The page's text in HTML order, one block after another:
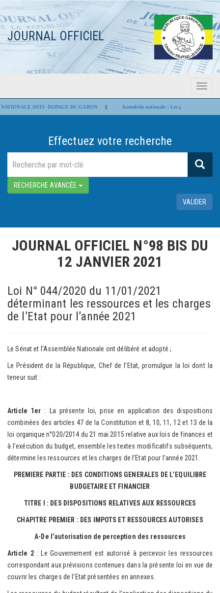
JOURNAL OFFICIEL
Menu
DOPAGE DU GABON || Assemblée nationale : Les projets de loi portant
Effectuez votre recherche
RECHERCHE AVANCÉE
VALIDER
JOURNAL OFFICIEL N°98 BIS DU
12 JANVIER 2021
Loi N° 044/2020 du 11/01/2021
déterminant les ressources et les charges
de l’Etat pour l’année 2021
Le Sénat et l’Assemblée Nationale ont délibéré et adopté ;
Le Président de la République, Chef de l’Etat, promulgue la loi dont la
teneur suit :
Article 1er : La présente loi, prise en application des dispositions
combinées des articles 47 de la Constitution et 8, 10, 11, 12 et 13 de la
loi organique n°020/2014 du 21 mai 2015 relative aux lois de finances et
à l’exécution du budget, ensemble les textes modificatifs subséquents,
détermine les ressources et les charges de l’Etat pour l’année 2021.
PREMIERE PARTIE : DES CONDITIONS GENERALES DE L’EQUILIBRE
BUDGETAIRE ET FINANCIER
TITRE I : DES DISPOSITIONS RELATIVES AUX RESSOURCES
CHAPITRE PREMIER : DES IMPOTS ET RESSOURCES AUTORISES
A-De l’autorisation de perception des ressources
Article 2: Le Gouvernement est autorisé à percevoir les ressources
correspondant aux prévisions contenues dans la présente loi en vue de
couvrir les charges de l'Etat présentées en annexes.